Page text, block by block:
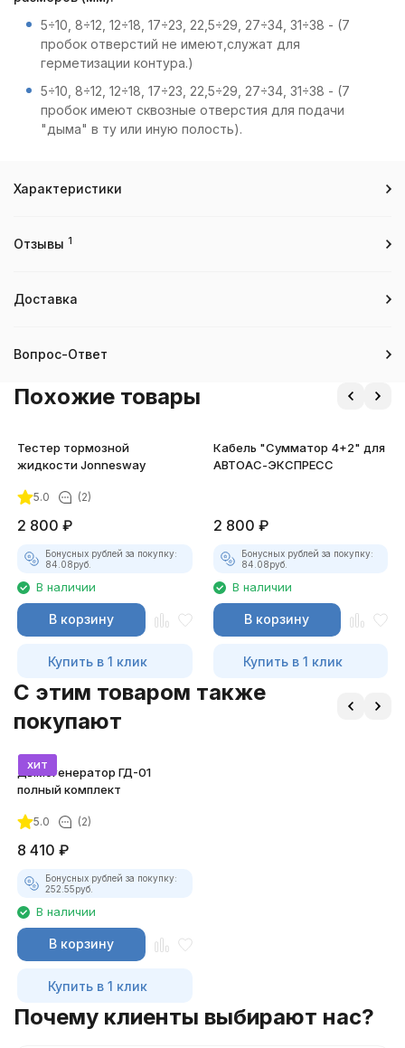
5÷10, 8÷12, 12÷18, 17÷23, 22,5÷29, 27÷34, 31÷38 - (7
пробок отверстий не имеют,служат для
герметизации контура.)
5÷10, 8÷12, 12÷18, 17÷23, 22,5÷29, 27÷34, 31÷38 - (7
пробок имеют сквозные отверстия для подачи
"дыма" в ту или иную полость).
Характеристики
Отзывы 1
Доставка
Вопрос-Ответ
Похожие товары
Тестер тормозной
жидкости Jonnesway
5.0 (2)
2 800 ₽
Бонусных рублей за покупку:
84.08руб.
В наличии
В корзину
Купить в 1 клик
Кабель "Сумматор 4+2" для
АВТОАС-ЭКСПРЕСС
2 800 ₽
Бонусных рублей за покупку:
84.08руб.
В наличии
В корзину
Купить в 1 клик
C этим товаром также
покупают
хит
Дымогенератор ГД-01
полный комплект
5.0 (2)
8 410 ₽
Бонусных рублей за покупку:
252.55руб.
В наличии
В корзину
Купить в 1 клик
Почему клиенты выбирают нас?